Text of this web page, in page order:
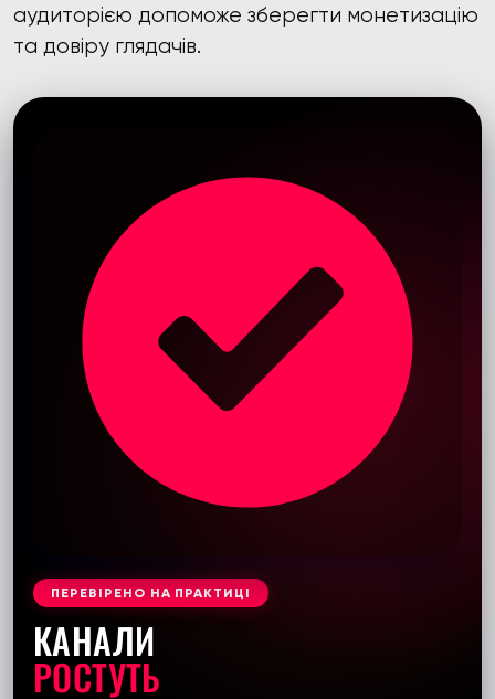
аудиторією допоможе зберегти монетизацію
та довіру глядачів.
ПЕРЕВІРЕНО НА ПРАКТИЦІ
КАНАЛИ
РОСТУТЬ